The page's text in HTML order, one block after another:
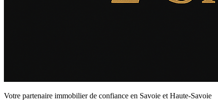
Votre partenaire immobilier de confiance en Savoie et Haute-Savoie